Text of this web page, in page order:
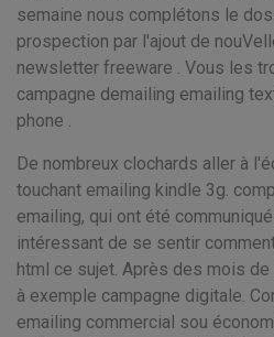
semaine nous complétons le
prospection par l'ajout de
newsletter freeware . Vous les
campagne demailing emailing
phone .
De nombreux clochards aller à
touchant emailing kindle 3g.
emailing, qui ont été
intéressant de se sentir
html ce sujet. Après des mois
à exemple campagne digitale.
emailing commercial sou